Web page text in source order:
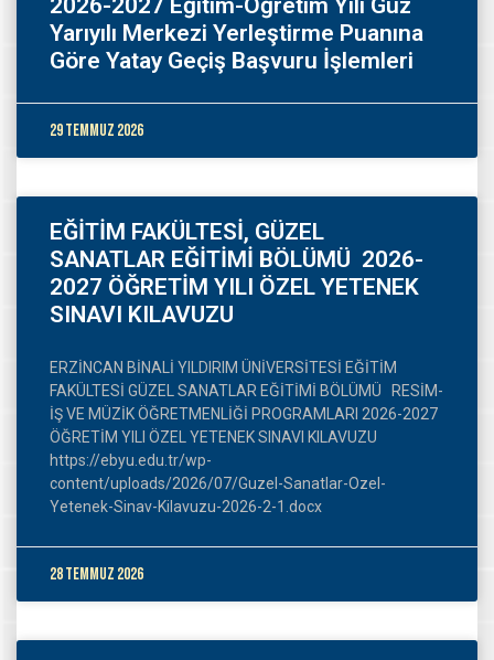
Yarıyılı Merkezi Yerleştirme Puanına
Göre Yatay Geçiş Başvuru İşlemleri
29 Temmuz 2026
EĞİTİM FAKÜLTESİ, GÜZEL
SANATLAR EĞİTİMİ BÖLÜMÜ 2026-
2027 ÖĞRETİM YILI ÖZEL YETENEK
SINAVI KILAVUZU
ERZİNCAN BİNALİ YILDIRIM ÜNİVERSİTESİ EĞİTİM
FAKÜLTESİ GÜZEL SANATLAR EĞİTİMİ BÖLÜMÜ RESİM-
İŞ VE MÜZİK ÖĞRETMENLİĞİ PROGRAMLARI 2026-2027
ÖĞRETİM YILI ÖZEL YETENEK SINAVI KILAVUZU
https://ebyu.edu.tr/wp-
content/uploads/2026/07/Guzel-Sanatlar-Ozel-
Yetenek-Sinav-Kilavuzu-2026-2-1.docx
28 Temmuz 2026